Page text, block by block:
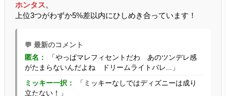
ホンタス。
上位3つがわずか5%差以内にひしめき合っています！
💬 最新のコメント
匿名：
「やっぱマレフィセントだわ あのツンデレ感
がたまらないんだよね ドリームライトバレ...」
ミッキー一択：
「ミッキーなしではディズニーは成り
立たない！」